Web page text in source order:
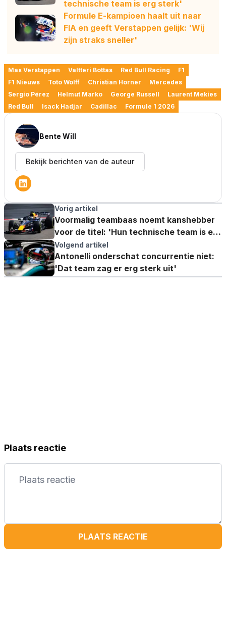
technische team is erg sterk'
Formule E-kampioen haalt uit naar
FIA en geeft Verstappen gelijk: 'Wij
zijn straks sneller'
Max Verstappen Valtteri Bottas Red Bull Racing
F1
F1 Nieuws
Toto Wolff Christian Horner
Mercedes
Sergio Pérez
Helmut Marko George Russell
Laurent Mekies
Red Bull
Isack Hadjar Cadillac Formule 1 2026
Bente Will
Bekijk berichten van de auteur
Vorig artikel
Voormalig teambaas noemt kanshebber
voor de titel: 'Hun technische team is erg
sterk'
Volgend artikel
Antonelli onderschat concurrentie niet:
'Dat team zag er erg sterk uit'
Plaats reactie
PLAATS REACTIE